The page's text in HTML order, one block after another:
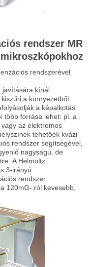
rendszer MR
rendszerével
kínál
a környezetből
a képalkotás
több forrása lehet: pl. a
az elektromos
tehetőek kvázi
rendszer segítségével,
nagyságú, de
A Helmoltz
3-irányú
rendszer
120mG- ról kevesebb,